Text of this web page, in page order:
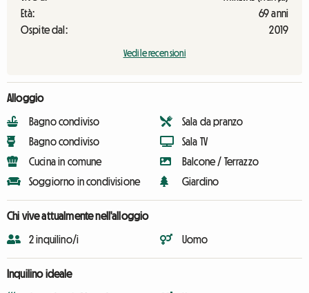
Età:
69 anni
Ospite dal:
2019
Vedi le recensioni
Alloggio
Bagno condiviso
Bagno condiviso
Cucina in comune
Soggiorno in condivisione
Sala da pranzo
Sala TV
Balcone / Terrazzo
Giardino
Chi vive attualmente nell'alloggio
2 inquilino/i Uomo
Inquilino ideale